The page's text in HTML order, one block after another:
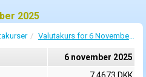
2025
Valutakurs for 6 November 2025
6 november 2025